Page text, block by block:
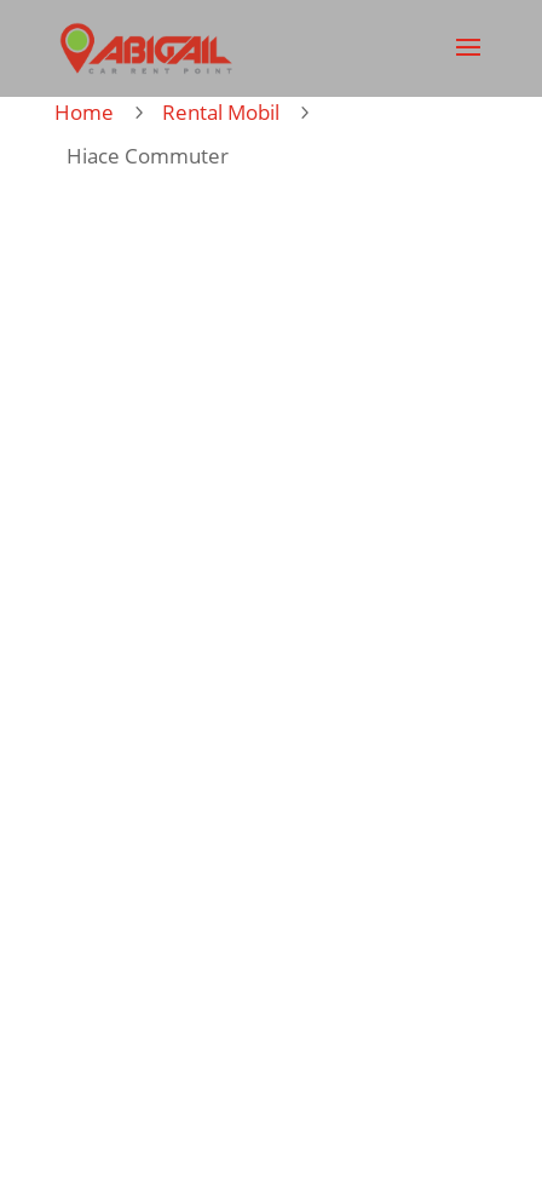
Home 5 Rental Mobil 5
Hiace Commuter